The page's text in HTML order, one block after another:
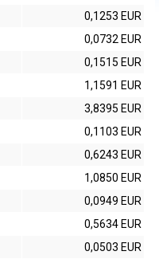
0,1253 EUR
0,0732 EUR
0,1515 EUR
1,1591 EUR
3,8395 EUR
0,1103 EUR
0,6243 EUR
1,0850 EUR
0,0949 EUR
0,5634 EUR
0,0503 EUR